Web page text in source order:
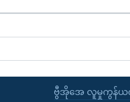
ဗွီအိုအေ လူမှုကွန်ယက်